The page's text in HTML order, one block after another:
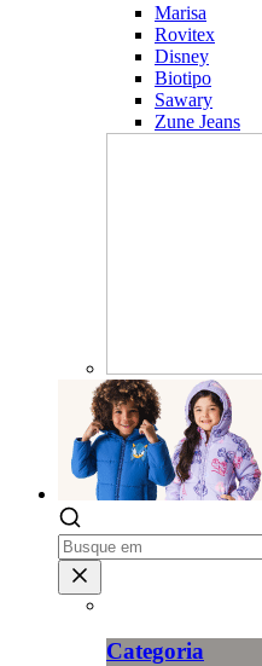
Marisa
Rovitex
Disney
Biotipo
Sawary
Zune Jeans
Categoria